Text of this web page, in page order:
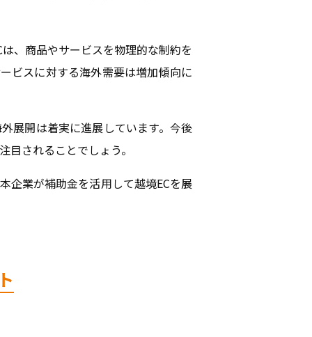
、商品やサービスを物理的な制約を
ビスに対する海外需要は増加傾向に
展開は着実に進展しています。今後
されることでしょう。
企業が補助金を活用して越境ECを展